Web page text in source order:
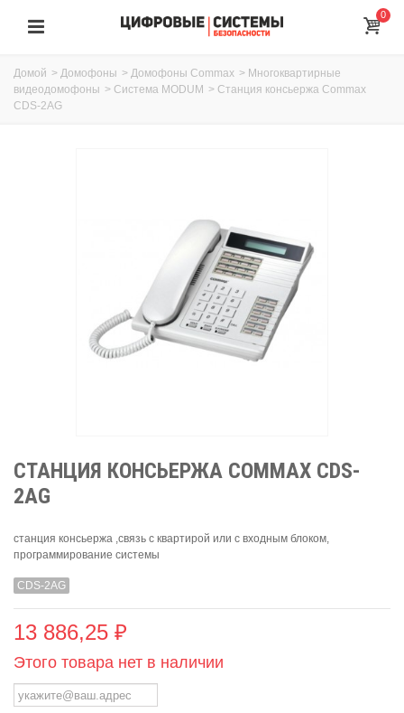
0
Домой > Домофоны > Домофоны Commax > Многоквартирные
видеодомофоны > Система MODUM > Cтанция консьержа Commax
CDS-2AG
CТАНЦИЯ КОНСЬЕРЖА COMMAX CDS-
2AG
станция консьержа ,связь с квартирой или с входным блоком,
программирование системы
CDS-2AG
13 886,25 ₽
Этого товара нет в наличии